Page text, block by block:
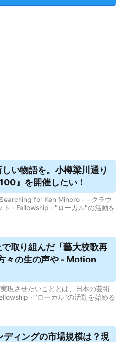
い物語を。小樽梁川通り
』を開催したい！
for Ken Mihoro - - クラウ
· Fellowship · "ローカル"の活動を
取り組んだ「藝大校歌再
々の生の声や - Motion
現させたいこととは、日本の芸術
· "ローカル"の活動を始める
ディングの市場規模は？現